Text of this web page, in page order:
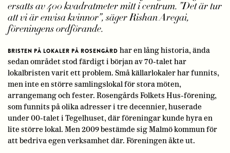
ersatts av 400 kvadratmeter mitt i centrum. ”Det är tur
att vi är envisa kvinnor”, säger Rishan Aregai,
föreningens ordförande.
BRISTEN PÅ LOKALER PÅ ROSENGÅRD har en lång historia, ända
sedan området stod färdigt i början av 70-talet har
lokalbristen varit ett problem. Små källarlokaler har funnits,
men inte en större samlingslokal för stora möten,
arrangemang och fester. Rosengårds Folkets Hus-förening,
som funnits på olika adresser i tre decennier, huserade
under 00-talet i Tegelhuset, där föreningar kunde hyra en
lite större lokal. Men 2009 bestämde sig Malmö kommun för
att bedriva egen verksamhet där. Föreningen åkte ut.